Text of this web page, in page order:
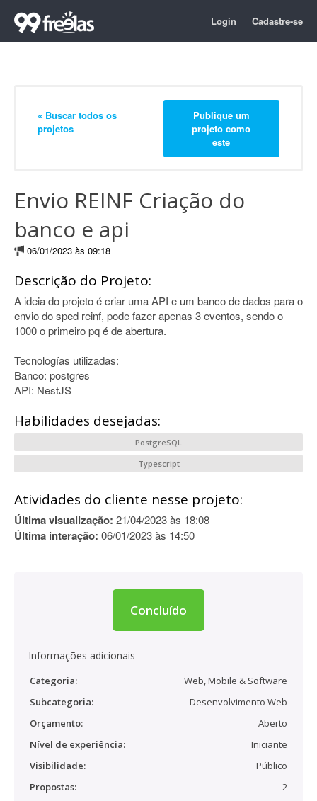
Login Cadastre-se
« Buscar todos os
projetos
Publique um
projeto como
este
Envio REINF Criação do
banco e api
06/01/2023 às 09:18
Descrição do Projeto:
A ideia do projeto é criar uma API e um banco de dados para o
envio do sped reinf, pode fazer apenas 3 eventos, sendo o
1000 o primeiro pq é de abertura.
Tecnologías utilizadas:
Banco: postgres
API: NestJS
Habilidades desejadas:
PostgreSQL
Typescript
Atividades do cliente nesse projeto:
Última visualização: 21/04/2023 às 18:08
Última interação: 06/01/2023 às 14:50
Concluído
Informações adicionais
Categoria:
Web, Mobile & Software
Subcategoria:
Desenvolvimento Web
Orçamento:
Aberto
Nível de experiência:
Iniciante
Visibilidade:
Público
Propostas:
2